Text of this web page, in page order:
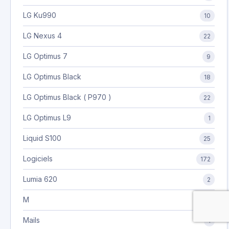
LG Ku990 10
LG Nexus 4 22
LG Optimus 7 9
LG Optimus Black 18
LG Optimus Black ( P970 ) 22
LG Optimus L9 1
Liquid S100 25
Logiciels 172
Lumia 620 2
M
Mails 1